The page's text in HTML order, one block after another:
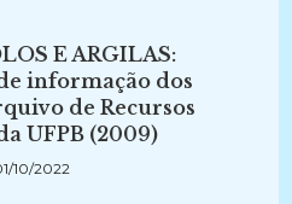
E ARGILAS:
informação dos
de Recursos
UFPB (2009)
10/2022